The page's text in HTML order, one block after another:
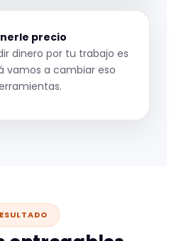
precio
dinero por tu trabajo es
vamos a cambiar eso